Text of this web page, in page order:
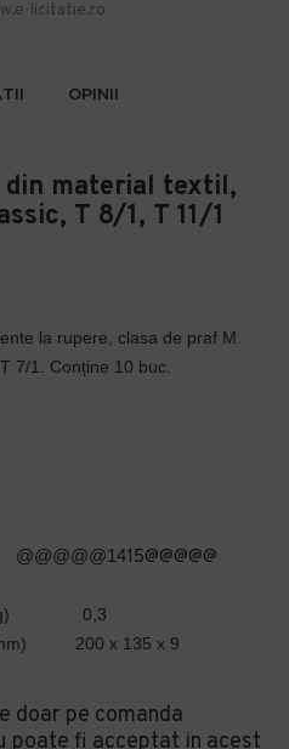
licitatie.ro
OPINII
material textil,
T 8/1, T 11/1
la rupere, clasa de praf M.
7/1. Conține 10 buc.
@@@@@1415@@@@@
0,3
200 x 135 x 9
doar pe comanda
poate fi acceptat in acest